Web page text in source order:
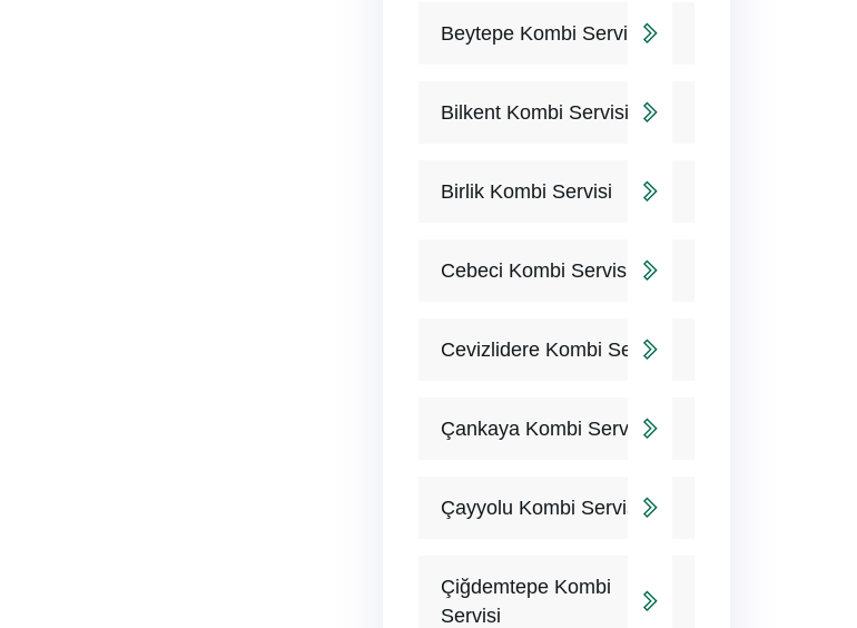
Beytepe Kombi Servisi
Bilkent Kombi Servisi
Birlik Kombi Servisi
Cebeci Kombi Servisi
Cevizlidere Kombi Servisi
Çankaya Kombi Servisi
Çayyolu Kombi Servisi
Çiğdemtepe Kombi
Servisi